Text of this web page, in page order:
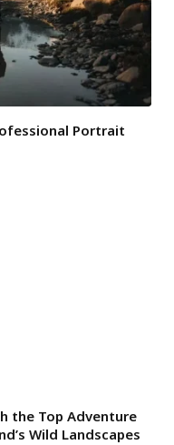
Portrait
the Top Adventure
Wild Landscapes